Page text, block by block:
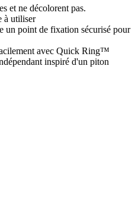
et ne décolorent pas.
à utiliser
un point de fixation sécurisé pour
avec Quick Ring™
inspiré d'un piton